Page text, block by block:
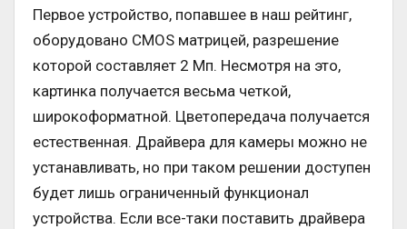
Первое устройство, попавшее в наш рейтинг,
оборудовано CMOS матрицей, разрешение
которой составляет 2 Мп. Несмотря на это,
картинка получается весьма четкой,
широкоформатной. Цветопередача получается
естественная. Драйвера для камеры можно не
устанавливать, но при таком решении доступен
будет лишь ограниченный функционал
устройства. Если все-таки поставить драйвера